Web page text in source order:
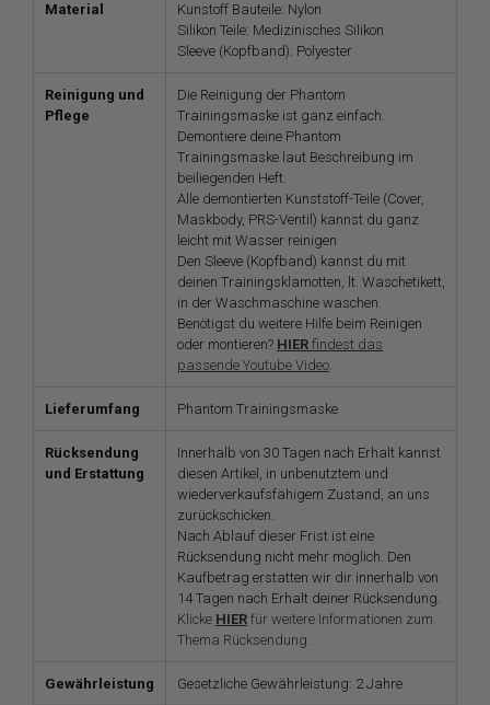
Material
Kunstoff Bauteile: Nylon
Silikon Teile: Medizinisches Silikon
Sleeve (Kopfband): Polyester
Reinigung und
Pflege
Die Reinigung der Phantom
Trainingsmaske ist ganz einfach.
Demontiere deine Phantom
Trainingsmaske laut Beschreibung im
beiliegenden Heft.
Alle demontierten Kunststoff-Teile (Cover,
Maskbody, PRS-Ventil) kannst du ganz
leicht mit Wasser reinigen
Den Sleeve (Kopfband) kannst du mit
deinen Trainingsklamotten, lt. Waschetikett,
in der Waschmaschine waschen.
Benötigst du weitere Hilfe beim Reinigen
oder montieren? HIER findest das
passende Youtube Video.
Lieferumfang Phantom Trainingsmaske
Rücksendung
und Erstattung
Innerhalb von 30 Tagen nach Erhalt kannst
diesen Artikel, in unbenutztem und
wiederverkaufsfähigem Zustand, an uns
zurückschicken.
Nach Ablauf dieser Frist ist eine
Rücksendung nicht mehr möglich. Den
Kaufbetrag erstatten wir dir innerhalb von
14 Tagen nach Erhalt deiner Rücksendung.
Klicke HIER für weitere Informationen zum
Thema Rücksendung.
Gewährleistung Gesetzliche Gewährleistung: 2 Jahre